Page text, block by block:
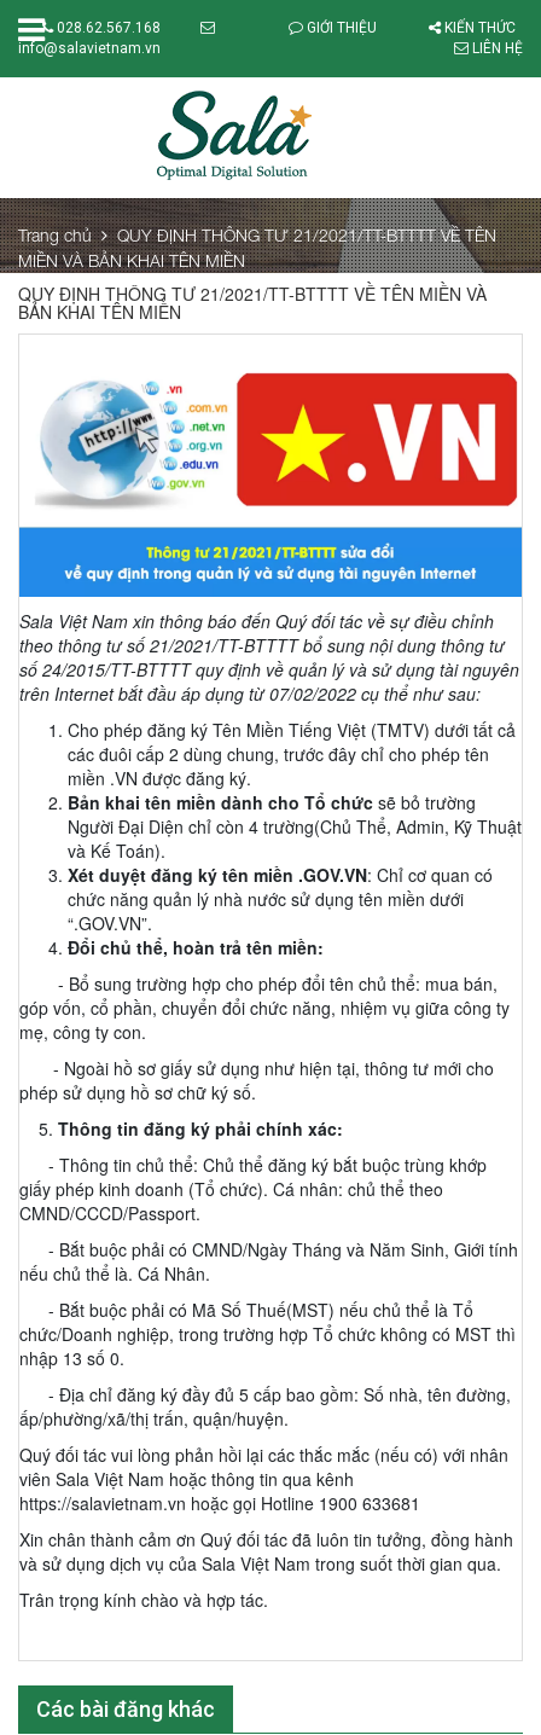
028.62.567.168
info@salavietnam.vn
GIỚI THIỆU
KIẾN THỨC
LIÊN HỆ
Trang chủ
QUY ĐỊNH THÔNG TƯ 21/2021/TT-BTTTT VỀ TÊN
MIỀN VÀ BẢN KHAI TÊN MIỀN
QUY ĐỊNH THÔNG TƯ 21/2021/TT-BTTTT VỀ TÊN MIỀN VÀ
BẢN KHAI TÊN MIỀN
Sala Việt Nam xin thông báo đến Quý đối tác về sự điều chỉnh
theo thông tư số 21/2021/TT-BTTTT bổ sung nội dung thông tư
số 24/2015/TT-BTTTT quy định về quản lý và sử dụng tài nguyên
trên Internet bắt đầu áp dụng từ 07/02/2022 cụ thể như sau:
Cho phép đăng ký Tên Miền Tiếng Việt (TMTV) dưới tất cả
các đuôi cấp 2 dùng chung, trước đây chỉ cho phép tên
miền .VN được đăng ký.
Bản khai tên miền dành cho Tổ chức sẽ bỏ trường
Người Đại Diện chỉ còn 4 trường(Chủ Thể, Admin, Kỹ Thuật
và Kế Toán).
Xét duyệt đăng ký tên miền .GOV.VN: Chỉ cơ quan có
chức năng quản lý nhà nước sử dụng tên miền dưới
“.GOV.VN”.
Đổi chủ thể, hoàn trả tên miền:
- Bổ sung trường hợp cho phép đổi tên chủ thể: mua bán,
góp vốn, cổ phần, chuyển đổi chức năng, nhiệm vụ giữa công ty
mẹ, công ty con.
- Ngoài hồ sơ giấy sử dụng như hiện tại, thông tư mới cho
phép sử dụng hồ sơ chữ ký số.
5. Thông tin đăng ký phải chính xác:
- Thông tin chủ thể: Chủ thể đăng ký bắt buộc trùng khớp
giấy phép kinh doanh (Tổ chức). Cá nhân: chủ thể theo
CMND/CCCD/Passport.
- Bắt buộc phải có CMND/Ngày Tháng và Năm Sinh, Giới tính
nếu chủ thể là. Cá Nhân.
- Bắt buộc phải có Mã Số Thuế(MST) nếu chủ thể là Tổ
chức/Doanh nghiệp, trong trường hợp Tổ chức không có MST thì
nhập 13 số 0.
- Địa chỉ đăng ký đầy đủ 5 cấp bao gồm: Số nhà, tên đường,
ấp/phường/xã/thị trấn, quận/huyện.
Quý đối tác vui lòng phản hồi lại các thắc mắc (nếu có) với nhân
viên Sala Việt Nam hoặc thông tin qua kênh
https://salavietnam.vn hoặc gọi Hotline 1900 633681
Xin chân thành cảm ơn Quý đối tác đã luôn tin tưởng, đồng hành
và sử dụng dịch vụ của Sala Việt Nam trong suốt thời gian qua.
Trân trọng kính chào và hợp tác.
Các bài đăng khác